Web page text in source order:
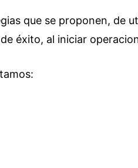
que se proponen, de
éxito, al iniciar